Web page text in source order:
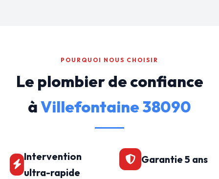
POURQUOI NOUS CHOISIR
Le plombier de confiance
àVillefontaine 38090
Intervention
ultra-rapide
Garantie 5 ans